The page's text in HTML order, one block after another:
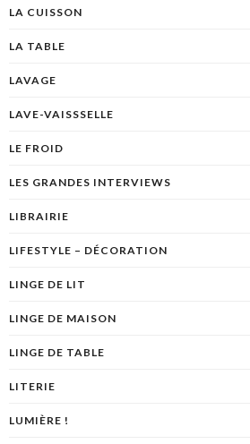
LA CUISSON
LA TABLE
LAVAGE
LAVE-VAISSSELLE
LE FROID
LES GRANDES INTERVIEWS
LIBRAIRIE
LIFESTYLE – DÉCORATION
LINGE DE LIT
LINGE DE MAISON
LINGE DE TABLE
LITERIE
LUMIÈRE !